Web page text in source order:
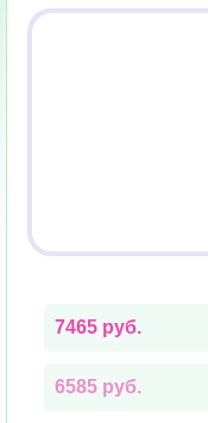
7465 руб.
6585 руб.